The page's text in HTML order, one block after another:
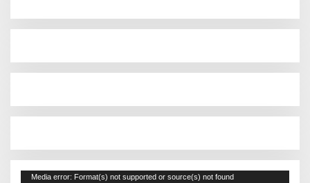
Pemutar
Media error: Format(s) not supported or source(s) not found